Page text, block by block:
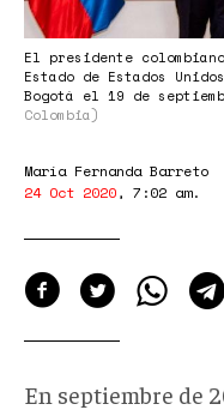
El presidente
Estado de Estados
Bogotá el 19 de
Colombia)
María Fernanda Barreto
24 Oct 2020, 7:02 am.
En septiembre de